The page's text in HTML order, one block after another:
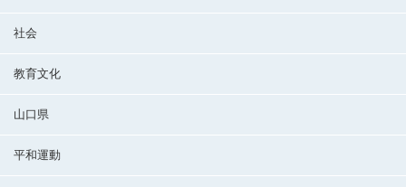
社会
教育文化
山口県
平和運動